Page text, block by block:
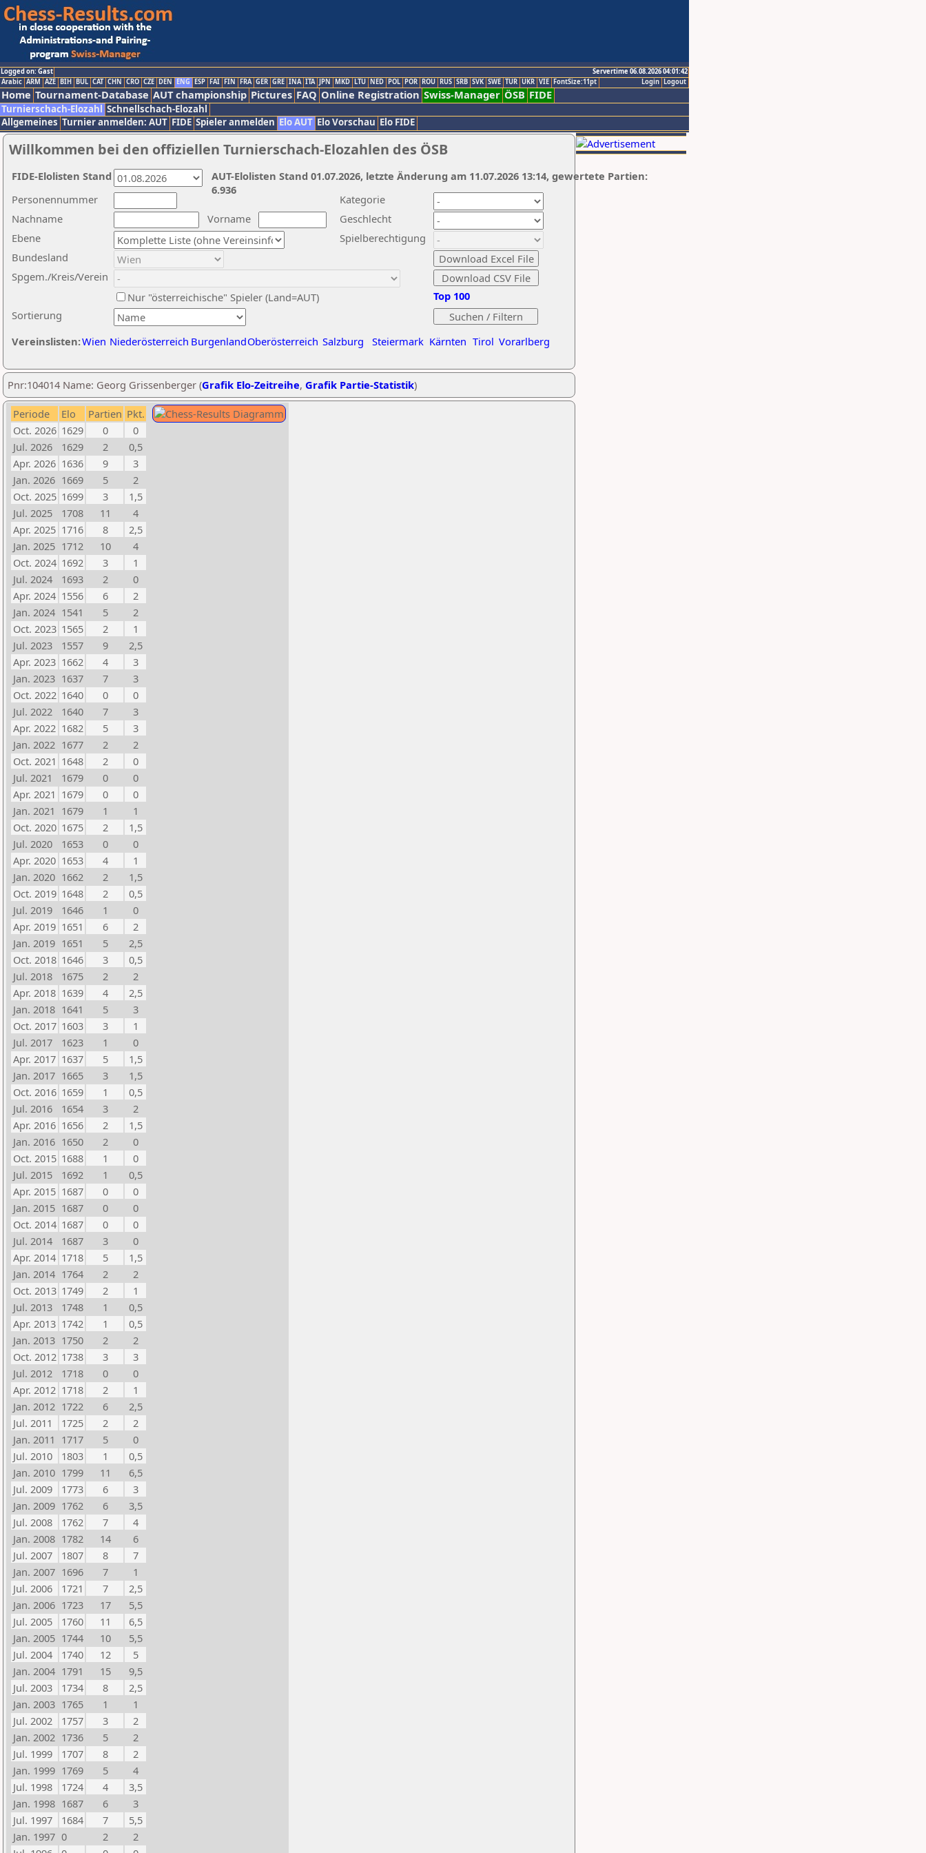
Logged on: Gast
Servertime 06.08.2026 04:01:42
Logout
Login
Arabic ARM AZE BIH BUL CAT CHN CRO CZE DEN ENG ESP FAI FIN FRA GER GRE INA ITA JPN MKD LTU NED POL POR ROU RUS SRB SVK SWE TUR UKR VIE FontSize:11pt
Home Tournament-Database AUT championship Pictures FAQ Online Registration Swiss-Manager ÖSB FIDE
Turnierschach-Elozahl Schnellschach-Elozahl
Allgemeines Turnier anmelden: AUT FIDE Spieler anmelden Elo AUT Elo Vorschau Elo FIDE
Willkommen bei den offiziellen Turnierschach-Elozahlen des ÖSB
Nachname
Vorname
Ebene
Kategorie
Sortierung
Personennummer
Bundesland
Spgem./Kreis/Verein
Geschlecht
Nur "österreichische" Spieler (Land=AUT)
Spielberechtigung
Vereinslisten:Wien Niederösterreich BurgenlandOberösterreich Salzburg Steiermark Kärnten Tirol Vorarlberg
Top 100
AUT-Elolisten Stand 01.07.2026, letzte Änderung am 11.07.2026 13:14, gewertete Partien:
6.936
FIDE-Elolisten Stand
Pnr:104014 Name: Georg Grissenberger (Grafik Elo-Zeitreihe, Grafik Partie-Statistik)
Periode Elo Partien Pkt.
Oct. 2026 1629 0
0
Jul. 2026
1629 2
0,5
Apr. 2026 1636 9
3
Jan. 2026 1669 5
2
Oct. 2025 1699 3
1,5
Jul. 2025
1708 11
4
Apr. 2025 1716 8
2,5
Jan. 2025 1712 10
4
Oct. 2024 1692 3
1
Jul. 2024
1693 2
0
Apr. 2024 1556 6
2
Jan. 2024 1541 5
2
Oct. 2023 1565 2
1
Jul. 2023
1557 9
2,5
Apr. 2023 1662 4
3
Jan. 2023 1637 7
3
Oct. 2022 1640 0
0
Jul. 2022
1640 7
3
Apr. 2022 1682 5
3
Jan. 2022 1677 2
2
Oct. 2021 1648 2
0
Jul. 2021
1679 0
0
Apr. 2021 1679 0
0
Jan. 2021 1679 1
1
Oct. 2020 1675 2
1,5
Jul. 2020
1653 0
0
Apr. 2020 1653 4
1
Jan. 2020 1662 2
1,5
Oct. 2019 1648 2
0,5
Jul. 2019
1646 1
0
Apr. 2019 1651 6
2
Jan. 2019 1651 5
2,5
Oct. 2018 1646 3
0,5
Jul. 2018
1675 2
2
Apr. 2018 1639 4
2,5
Jan. 2018 1641 5
3
Oct. 2017 1603 3
1
Jul. 2017
1623 1
0
Apr. 2017 1637 5
1,5
Jan. 2017 1665 3
1,5
Oct. 2016 1659 1
0,5
Jul. 2016
1654 3
2
Apr. 2016 1656 2
1,5
Jan. 2016 1650 2
0
Oct. 2015 1688 1
0
Jul. 2015
1692 1
0,5
Apr. 2015 1687 0
0
Jan. 2015 1687 0
0
Oct. 2014 1687 0
0
Jul. 2014
1687 3
0
Apr. 2014 1718 5
1,5
Jan. 2014 1764 2
2
Oct. 2013 1749 2
1
Jul. 2013
1748 1
0,5
Apr. 2013 1742 1
0,5
Jan. 2013 1750 2
2
Oct. 2012 1738 3
3
Jul. 2012
1718 0
0
Apr. 2012 1718 2
1
Jan. 2012 1722 6
2,5
Jul. 2011
1725 2
2
Jan. 2011 1717 5
0
Jul. 2010
1803 1
0,5
Jan. 2010 1799 11
6,5
Jul. 2009
1773 6
3
Jan. 2009 1762 6
3,5
Jul. 2008
1762 7
4
Jan. 2008 1782 14
6
Jul. 2007
1807 8
7
Jan. 2007 1696 7
1
Jul. 2006
1721 7
2,5
Jan. 2006 1723 17
5,5
Jul. 2005
1760 11
6,5
Jan. 2005 1744 10
5,5
Jul. 2004
1740 12
5
Jan. 2004 1791 15
9,5
Jul. 2003
1734 8
2,5
Jan. 2003 1765 1
1
Jul. 2002
1757 3
2
Jan. 2002 1736 5
2
Jul. 1999
1707 8
2
Jan. 1999 1769 5
4
Jul. 1998
1724 4
3,5
Jan. 1998 1687 6
3
Jul. 1997
1684 7
5,5
Jan. 1997 0 2
2